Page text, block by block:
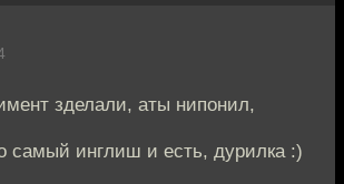
зделали, аты нипонил,
самый инглиш и есть, дурилка :)